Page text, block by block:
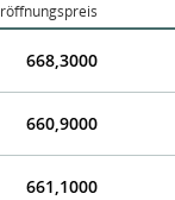
668,3000
660,9000
661,1000